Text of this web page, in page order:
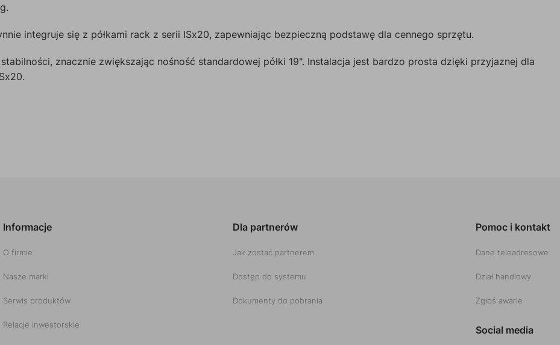
integruje się z półkami rack z serii ISx20, zapewniając bezpieczną podstawę dla cennego sprzętu.
znacznie zwiększając nośność standardowej półki 19". Instalacja jest bardzo prosta dzięki przyjaznej dla
Informacje
O firmie
Nasze marki
Serwis produktów
Relacje inwestorskie
Dla partnerów
Jak zostać partnerem
Dostęp do systemu
Dokumenty do pobrania
Pomoc i kontakt
Dane teleadresowe
Dział handlowy
Zgłoś awarie
Social media